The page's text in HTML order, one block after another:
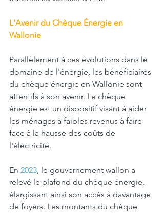
L'Avenir du Chèque Énergie en
Wallonie
Parallèlement à ces évolutions dans le
domaine de l'énergie, les bénéficiaires
du chèque énergie en Wallonie sont
attentifs à son avenir. Le chèque
énergie est un dispositif visant à aider
les ménages à faibles revenus à faire
face à la hausse des coûts de
l'électricité.
En 2023 , le gouvernement wallon a
relevé le plafond du chèque énergie,
élargissant ainsi son accès à davantage
de foyers. Les montants du chèque